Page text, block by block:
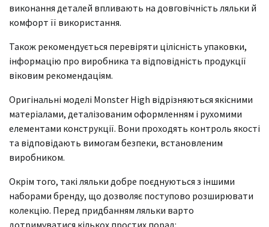
виконання деталей впливають на довговічність ляльки й
комфорт її використання.
Також рекомендується перевіряти цілісність упаковки,
інформацію про виробника та відповідність продукції
віковим рекомендаціям.
Оригінальні моделі Monster High відрізняються якісними
матеріалами, деталізованим оформленням і рухомими
елементами конструкції. Вони проходять контроль якості
та відповідають вимогам безпеки, встановленим
виробником.
Окрім того, такі ляльки добре поєднуються з іншими
наборами бренду, що дозволяє поступово розширювати
колекцію. Перед придбанням ляльки варто
дотримуватися кількох простих порад: